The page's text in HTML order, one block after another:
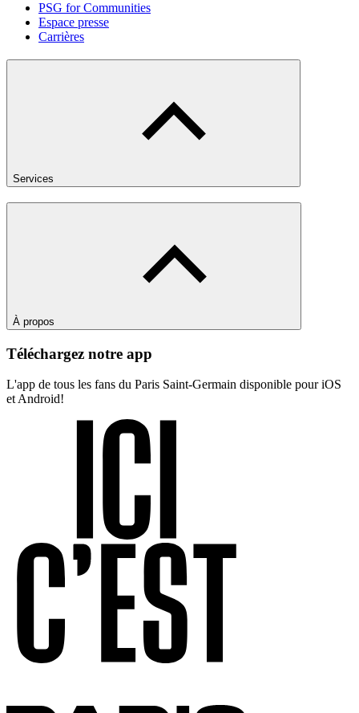
PSG for Communities
Espace presse
Carrières
Services
À propos
Téléchargez notre app
L'app de tous les fans du Paris Saint-Germain disponible pour iOS
et Android!